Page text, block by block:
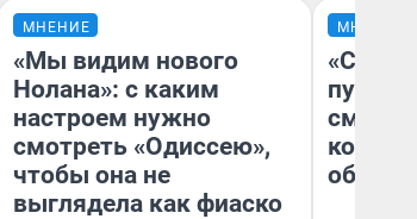
МНЕНИЕ
«Мы видим нового
Нолана»: с каким
настроем нужно
смотреть «Одиссею»,
чтобы она не
выглядела как фиаско
МНЕНИЕ